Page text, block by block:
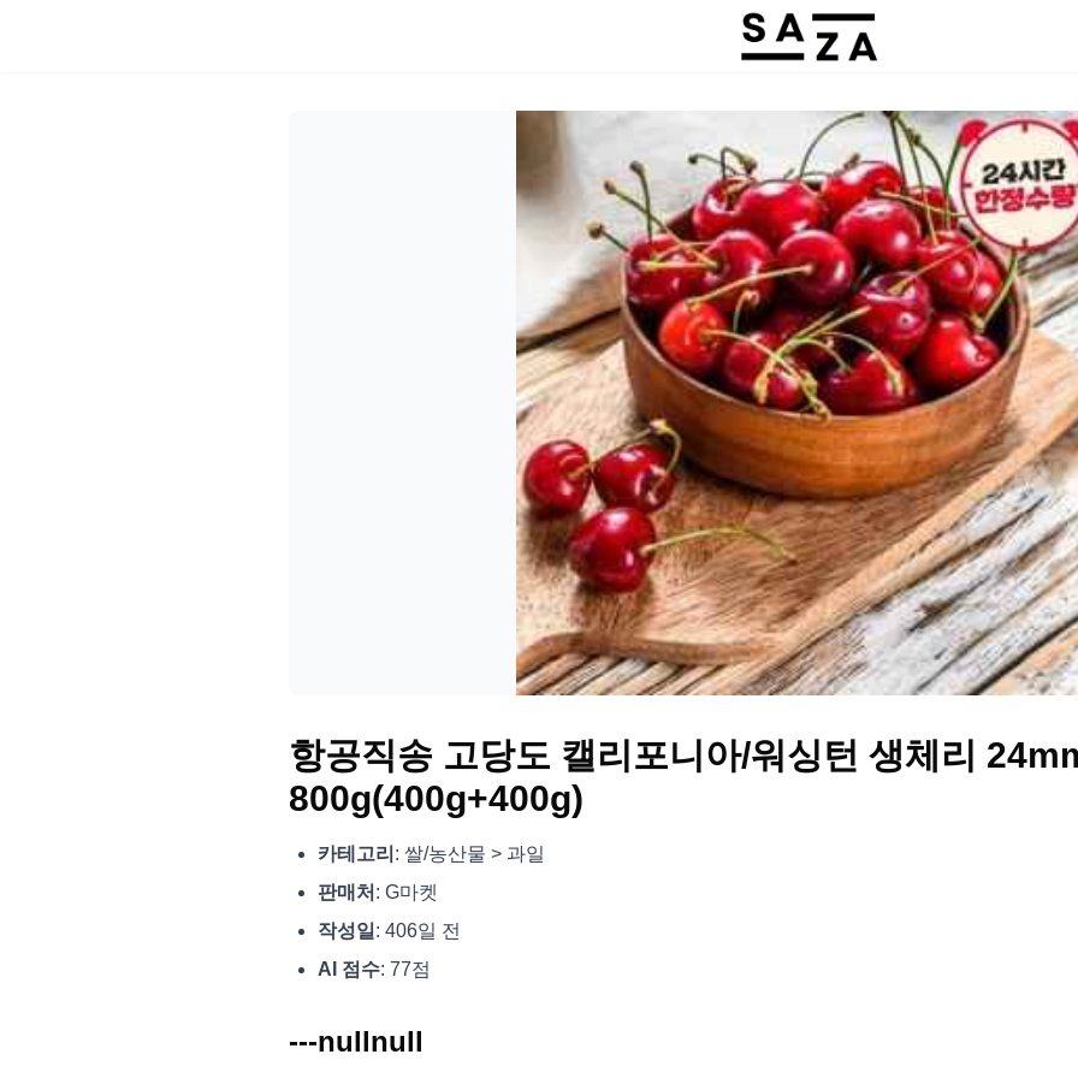
항공직송 고당도 캘리포니아/워싱턴 생체리
800g(400g+400g)
카테고리 : 쌀/농산물 > 과일
판매처 : G마켓
작성일: 406일 전
AI 점수: 77점
---nullnull